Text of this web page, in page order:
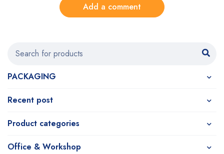
Add a comment
PACKAGING
Recent post
Product categories
Office & Workshop